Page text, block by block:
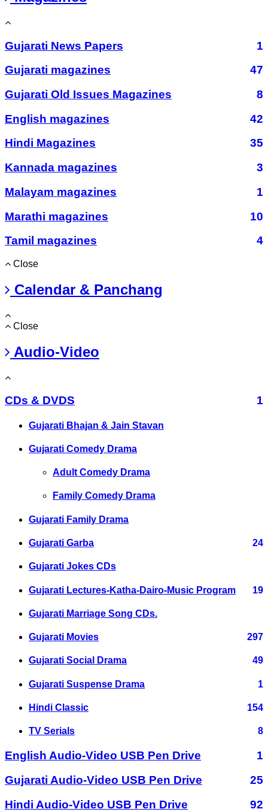
Gujarati News Papers
1
Gujarati magazines
47
Gujarati Old Issues Magazines
8
English magazines
42
Hindi Magazines
35
Kannada magazines
3
Malayam magazines
1
Marathi magazines
10
Tamil magazines
4
Close
Calendar & Panchang
Close
Audio-Video
CDs & DVDS 1
Gujarati Bhajan & Jain Stavan
Gujarati Comedy Drama
Adult Comedy Drama
Family Comedy Drama
Gujarati Family Drama
Gujarati Garba 24
Gujarati Jokes CDs
Gujarati Lectures-Katha-Dairo-Music Program 19
Gujarati Marriage Song CDs.
Gujarati Movies 297
Gujarati Social Drama 49
Gujarati Suspense Drama 1
Hindi Classic 154
TV Serials 8
English Audio-Video USB Pen Drive
1
Gujarati Audio-Video USB Pen Drive
25
Hindi Audio-Video USB Pen Drive
92